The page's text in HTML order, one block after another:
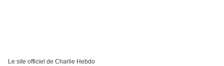
Le site officiel de Charlie Hebdo